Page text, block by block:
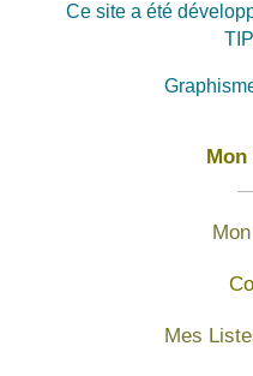
Ce site a été
Mes